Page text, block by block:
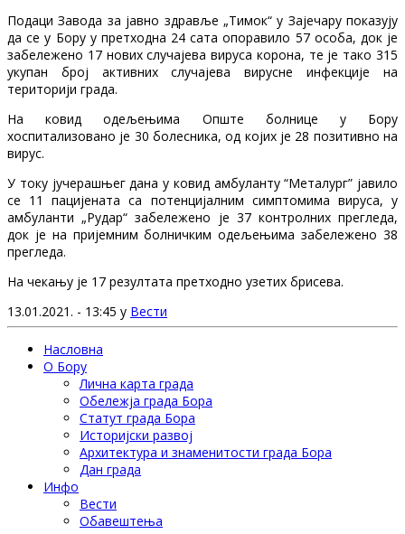
Подаци Завода за јавно здравље „Тимок“ у Зајечару показују
да се у Бору у претходна 24 сата опоравило 57 особа, док је
забележено 17 нових случајева вируса корона, те је тако 315
укупан број активних случајева вирусне инфекције на
територији града.
На ковид одељењима Опште болнице у Бору
хоспитализовано је 30 болесника, од којих је 28 позитивно на
вирус.
У току јучерашњег дана у ковид амбуланту “Металург” јавило
се 11 пацијената са потенцијалним симптомима вируса, у
амбуланти „Рудар“ забележено је 37 контролних прегледа,
док је на пријемним болничким одељењима забележено 38
прегледа.
На чекању је 17 резултата претходно узетих брисева.
13.01.2021. - 13:45 у Вести
Насловна
О Бору
Лична карта града
Обележја града Бора
Статут града Бора
Историјски развој
Архитектура и знаменитости града Бора
Дан града
Инфо
Вести
Обавештења